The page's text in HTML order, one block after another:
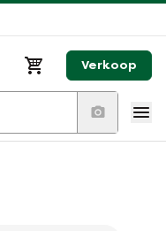
Verkoop